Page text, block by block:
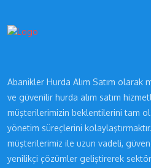
Abanikler Hurda Alım Satım olarak
ve güvenilir hurda alım satım
müşterilerimizin beklentilerini tam
yönetim süreçlerini
müşterilerimiz ile uzun vadeli,
yenilikçi çözümler geliştirerek